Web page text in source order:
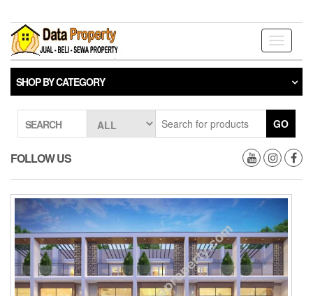
the
content
Toggle
SHOP BY CATEGORY
SEARCH GO
FOLLOW US